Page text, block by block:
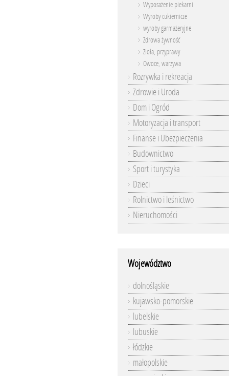
Wyposażenie piekarni
Wyroby cukiernicze
wyroby garmażeryjne
Zdrowa żywność
Zioła, przyprawy
Owoce, warzywa
Rozrywka i rekreacja
Zdrowie i Uroda
Dom i Ogród
Motoryzacja i transport
Finanse i Ubezpieczenia
Budownictwo
Sport i turystyka
Dzieci
Rolnictwo i leśnictwo
Nieruchomości
Województwo
dolnośląskie
kujawsko-pomorskie
lubelskie
lubuskie
łódzkie
małopolskie